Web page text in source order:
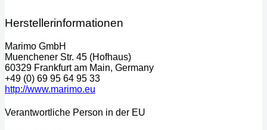
Herstellerinformationen
Marimo GmbH
Muenchener Str. 45 (Hofhaus)
60329 Frankfurt am Main, Germany
+49 (0) 69 95 64 95 33
http://www.marimo.eu
Verantwortliche Person in der EU